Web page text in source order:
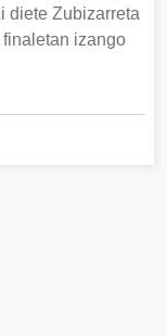
diete Zubizarreta
finaletan izango